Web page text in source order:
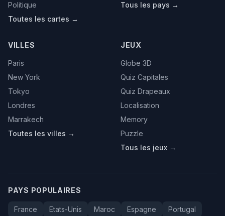
Politique
Toutes les cartes →
Tous les pays →
VILLES
Paris
New York
Tokyo
Londres
Marrakech
Toutes les villes →
JEUX
Globe 3D
Quiz Capitales
Quiz Drapeaux
Localisation
Memory
Puzzle
Tous les jeux →
PAYS POPULAIRES
France Etats-Unis Maroc Espagne Portugal